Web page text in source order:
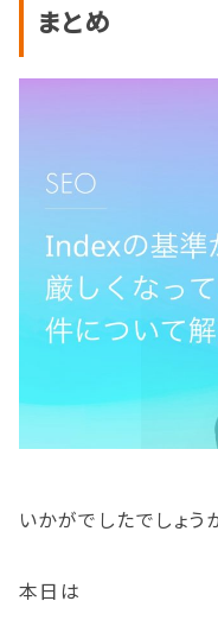
まとめ
いかがでしたでしょう
本日は